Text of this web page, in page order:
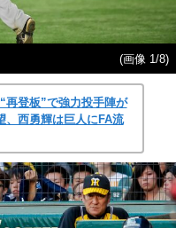
(画像 1/8)
再登板”で強力投手陣が
西勇輝は巨人にFA流